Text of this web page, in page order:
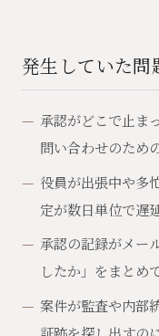
発生していた問
承認がどこで止ま
問い合わせのため
役員が出張中や多
定が数日単位で遅
承認の記録がメー
したか」をまとめ
案件が監査や内部